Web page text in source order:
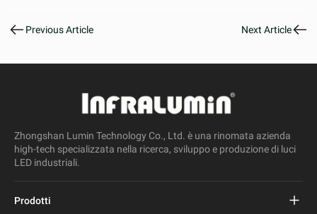
Previous Article Next Article
Zhongshan Lumin Technology Co., Ltd. è una rinomata azienda
high-tech specializzata nella ricerca, sviluppo e produzione di luci
LED industriali.
Prodotti